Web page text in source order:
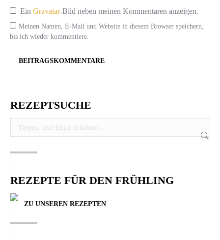
EinGravatar-Bild neben meinen Kommentaren anzeigen.
Meinen Namen, E-Mail und Website in diesem Browser speichern,
bis ich wieder kommentiere.
BEITRAGSKOMMENTARE
REZEPTSUCHE
REZEPTE FÜR DEN FRÜHLING
ZU UNSEREN REZEPTEN